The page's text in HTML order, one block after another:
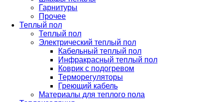
Гарнитуры
Прочее
Теплый пол
Теплый пол
Электрический теплый пол
Кабельный теплый пол
Инфракрасный теплый пол
Коврик с подогревом
Терморегуляторы
Греющий кабель
Материалы для теплого пола